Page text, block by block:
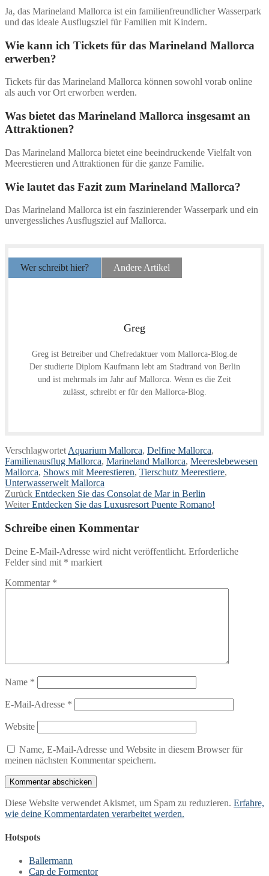
Ja, das Marineland Mallorca ist ein familienfreundlicher Wasserpark
und das ideale Ausflugsziel für Familien mit Kindern.
Wie kann ich Tickets für das Marineland Mallorca
erwerben?
Tickets für das Marineland Mallorca können sowohl vorab online
als auch vor Ort erworben werden.
Was bietet das Marineland Mallorca insgesamt an
Attraktionen?
Das Marineland Mallorca bietet eine beeindruckende Vielfalt von
Meerestieren und Attraktionen für die ganze Familie.
Wie lautet das Fazit zum Marineland Mallorca?
Das Marineland Mallorca ist ein faszinierender Wasserpark und ein
unvergessliches Ausflugsziel auf Mallorca.
Wer schreibt hier? Andere Artikel
Greg
Greg ist Betreiber und Chefredaktuer vom Mallorca-Blog.de
Der studierte Diplom Kaufmann lebt am Stadtrand von Berlin
und ist mehrmals im Jahr auf Mallorca. Wenn es die Zeit
zulässt, schreibt er für den Mallorca-Blog.
Verschlagwortet Aquarium Mallorca, Delfine Mallorca,
Familienausflug Mallorca, Marineland Mallorca, Meereslebewesen
Mallorca, Shows mit Meerestieren, Tierschutz Meerestiere,
Unterwasserwelt Mallorca
Beitragsnavigation
Zurück Vorheriger
Beitrag:
Entdecken Sie das Consolat de Mar in Berlin
Weiter Nächster
Entdecken Sie das Luxusresort Puente Romano!
Schreibe einen Kommentar
Deine E-Mail-Adresse wird nicht veröffentlicht. Erforderliche
Felder sind mit * markiert
Kommentar *
Name *
E-Mail-Adresse *
Website
Name, E-Mail-Adresse und Website in diesem Browser für
meinen nächsten Kommentar speichern.
Diese Website verwendet Akismet, um Spam zu reduzieren. Erfahre,
wie deine Kommentardaten verarbeitet werden.
Hotspots
Ballermann
Cap de Formentor